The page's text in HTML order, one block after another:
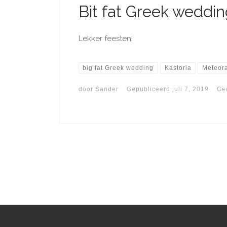
Bit fat Greek
Lekker feesten!
big fat Greek wedding Kastoria Meteora
door Sander Gepubliceerd juli 7, 2019